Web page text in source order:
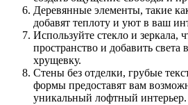
Деревянные элементы, такие
добавят теплоту и уют в ваш
Используйте стекло и зеркала,
пространство и добавить
хрущевку.
Стены без отделки, грубые
формы предоставят вам
уникальный лофтный интерьер.